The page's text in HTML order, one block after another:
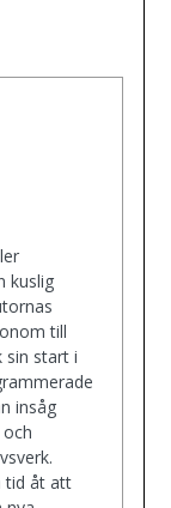
kuslig
till
sin start i
insåg
tid åt att